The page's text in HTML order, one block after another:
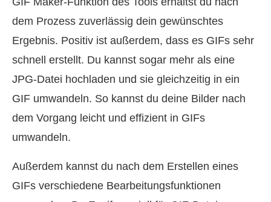
dem Prozess zuverlässig dein gewünschtes
Ergebnis. Positiv ist außerdem, dass es GIFs sehr
schnell erstellt. Du kannst sogar mehr als eine
JPG-Datei hochladen und sie gleichzeitig in ein
GIF umwandeln. So kannst du deine Bilder nach
dem Vorgang leicht und effizient in GIFs
umwandeln.
Außerdem kannst du nach dem Erstellen eines
GIFs verschiedene Bearbeitungsfunktionen